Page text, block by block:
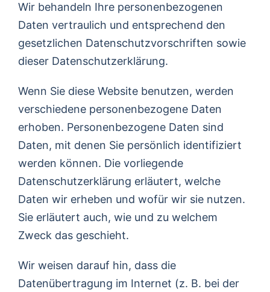
Wir behandeln Ihre personenbezogenen
Daten vertraulich und entsprechend den
gesetzlichen Datenschutzvorschriften sowie
dieser Datenschutzerklärung.
Wenn Sie diese Website benutzen, werden
verschiedene personenbezogene Daten
erhoben. Personenbezogene Daten sind
Daten, mit denen Sie persönlich identifiziert
werden können. Die vorliegende
Datenschutzerklärung erläutert, welche
Daten wir erheben und wofür wir sie nutzen.
Sie erläutert auch, wie und zu welchem
Zweck das geschieht.
Wir weisen darauf hin, dass die
Datenübertragung im Internet (z. B. bei der